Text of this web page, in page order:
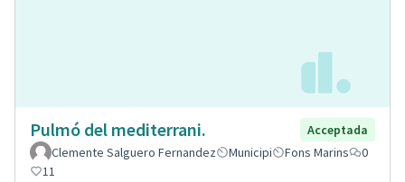
Pulmó del mediterrani.
Acceptada
Clemente Salguero Fernandez
Municipi Fons Marins
0
11